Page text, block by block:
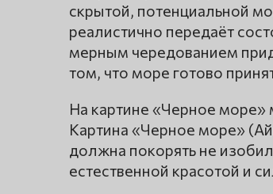
скрытой, потенциальной
реалистично передаёт
мерным чередованием
том, что море готово
На картине «Черное
Картина «Черное море»
должна покорять не
естественной красотой и